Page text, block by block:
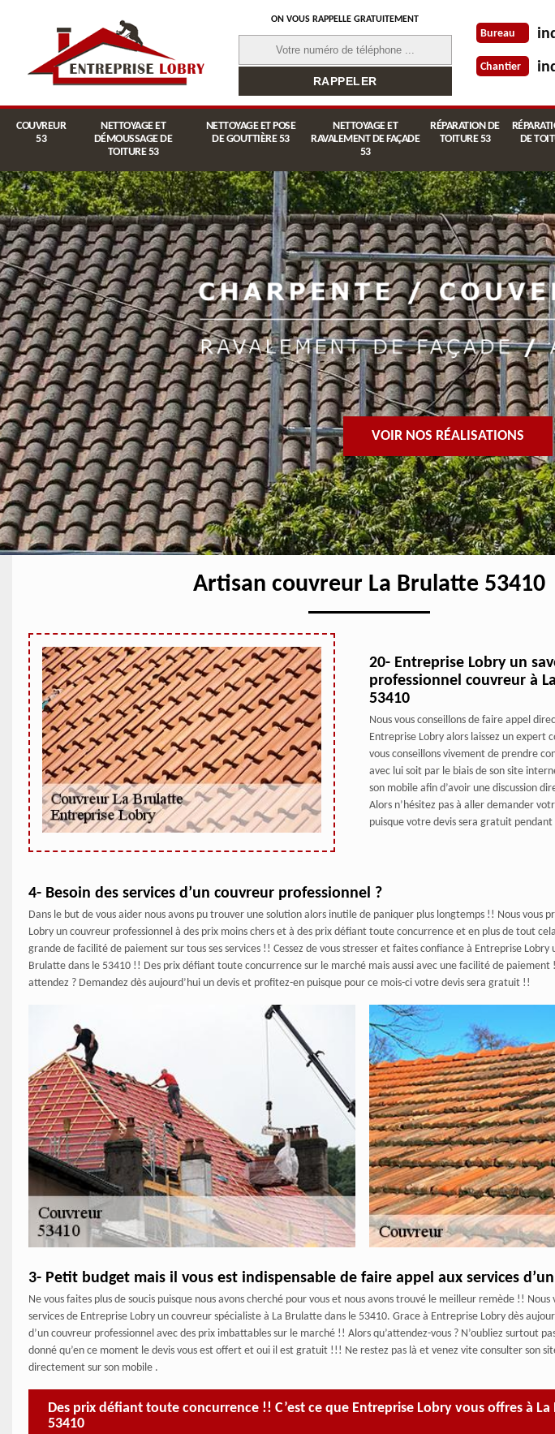
ON VOUS RAPPELLE GRATUITEMENT
Bureau
Chantier
COUVREUR
53
NETTOYAGE ET
DÉMOUSSAGE DE
TOITURE 53
NETTOYAGE ET POSE
DE GOUTTIÈRE 53
NETTOYAGE ET
RAVALEMENT DE FAÇADE
53
RÉPARATION DE
TOITURE 53
DE
VOIR NOS RÉALISATIONS
Artisan couvreur La Brulatte 53410
20- Entreprise Lobry un
professionnel couvreur à
53410
Nous vous conseillons de faire appel
Entreprise Lobry alors laissez un expert
vous conseillons vivement de prendre
avec lui soit par le biais de son site
son mobile afin d’avoir une discussion
Alors n’hésitez pas à aller demander
puisque votre devis sera gratuit
4- Besoin des services d’un couvreur professionnel ?
Dans le but de vous aider nous avons pu trouver une solution alors inutile de paniquer plus longtemps !! Nous vous
Lobry un couvreur professionnel à des prix moins chers et à des prix défiant toute concurrence et en plus de tout
grande de facilité de paiement sur tous ses services !! Cessez de vous stresser et faites confiance à Entreprise Lobry
Brulatte dans le 53410 !! Des prix défiant toute concurrence sur le marché mais aussi avec une facilité de paiement
attendez ? Demandez dès aujourd’hui un devis et profitez-en puisque pour ce mois-ci votre devis sera gratuit !!
3- Petit budget mais il vous est indispensable de faire appel aux services
Ne vous faites plus de soucis puisque nous avons cherché pour vous et nous avons trouvé le meilleur remède !! Nous
services de Entreprise Lobry un couvreur spécialiste à La Brulatte dans le 53410. Grace à Entreprise Lobry dès
d’un couvreur professionnel avec des prix imbattables sur le marché !! Alors qu’attendez-vous ? N’oubliez surtout
donné qu’en ce moment le devis vous est offert et oui il est gratuit !!! Ne restez pas là et venez vite consulter son
directement sur son mobile .
Des prix défiant toute concurrence !! C’est ce que Entreprise Lobry vous offres à
53410